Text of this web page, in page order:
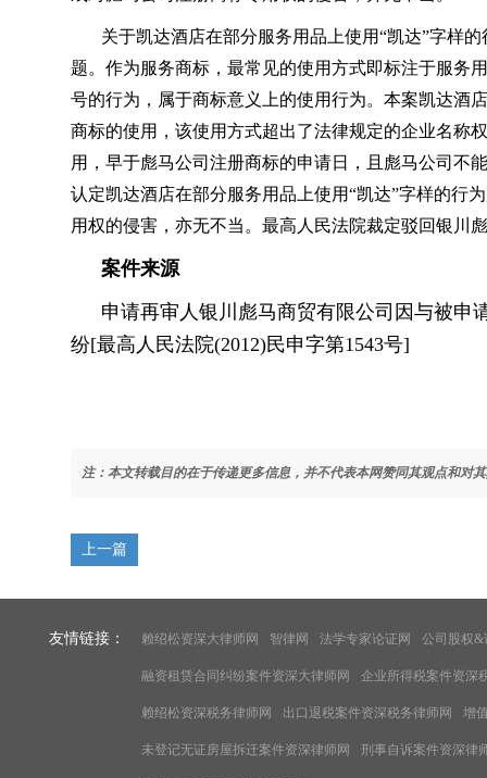
关于凯达酒店在部分服务用品上使用“凯达”字样
题。作为服务商标，最常见的使用方式即标注于服务
号的行为，属于商标意义上的使用行为。本案凯达酒
商标的使用，该使用方式超出了法律规定的企业名称
用，早于彪马公司注册商标的申请日，且彪马公司不
认定凯达酒店在部分服务用品上使用“凯达”字样的行
用权的侵害，亦无不当。最高人民法院裁定驳回银川
案件来源
申请再审人银川彪马商贸有限公司因与被申
纷[最高人民法院(2012)民申字第1543号]
注：本文转载目的在于传递更多信息，并不代表本网赞同其观点和对
上一篇
友情链接： 赖绍松资深大律师网 智律网 法学专家论证网 公司股权&
融资租赁合同纠纷案件资深大律师网 企业所得税案件资深
赖绍松资深税务律师网 出口退税案件资深税务律师网 增
未登记无证房屋拆迁案件资深律师网 刑事自诉案件资深律